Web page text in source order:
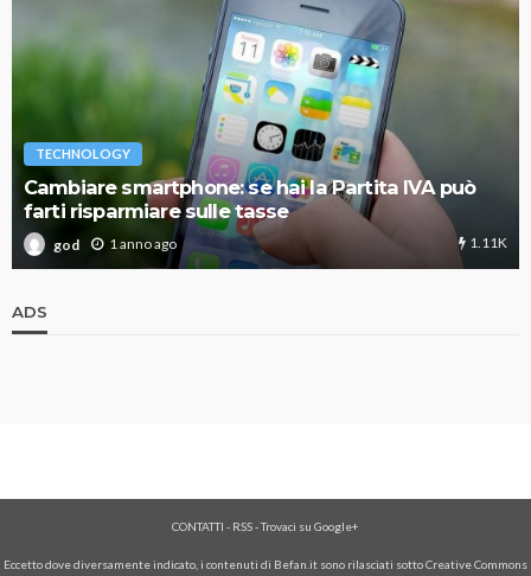
TECHNOLOGY
Cambiare smartphone: se hai la Partita IVA può
farti risparmiare sulle tasse
god 1 anno ago 1.11K
ADS
CONTATTI - RSS-Trovaci su Google+
Eccetto dove diversamente indicato, i contenuti di Befan.it sono rilasciati sotto Creative Commons